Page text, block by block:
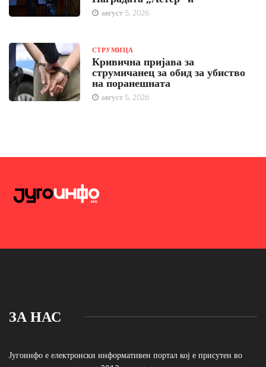
август 5, 2026
СТРУМИЦА
Кривична пријава за
струмичанец за обид за убиство
на поранешната
август 5, 2026
ЗА НАС
Југоинфо е електронски информативен портал кој е присутен во